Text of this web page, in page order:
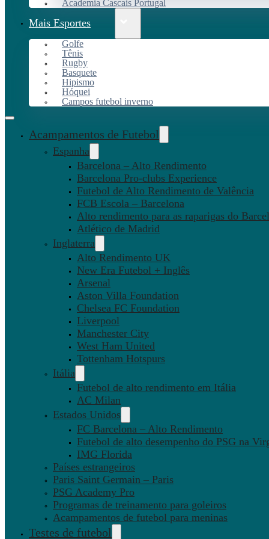
Academia Cascais Portugal
Mais Esportes
Golfe
Tênis
Rugby
Basquete
Hipismo
Hóquei
Campos futebol inverno
Acampamentos de Futebol
Espanha
Barcelona – Alto Rendimento
Barcelona Pro-clubs Experience
Futebol de Alto Rendimento de Valência
FCB Escola – Barcelona
Alto rendimento para as raparigas do
Atlético de Madrid
Inglaterra
Alto Rendimento UK
New Era Futebol + Inglês
Arsenal
Aston Villa Foundation
Chelsea FC Foundation
Liverpool
Manchester City
West Ham United
Tottenham Hotspurs
Itália
Futebol de alto rendimento em Itália
AC Milan
Estados Unidos
FC Barcelona – Alto Rendimento
Futebol de alto desempenho do PSG na
IMG Florida
Países estrangeiros
Paris Saint Germain – Paris
PSG Academy Pro
Programas de treinamento para goleiros
Acampamentos de futebol para meninas
Testes de futebol